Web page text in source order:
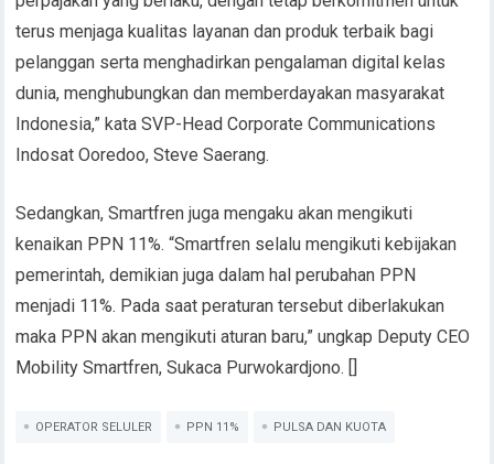
terus menjaga kualitas layanan dan produk terbaik bagi
pelanggan serta menghadirkan pengalaman digital kelas
dunia, menghubungkan dan memberdayakan masyarakat
Indonesia,” kata SVP-Head Corporate Communications
Indosat Ooredoo, Steve Saerang.
Sedangkan, Smartfren juga mengaku akan mengikuti
kenaikan PPN 11%. “Smartfren selalu mengikuti kebijakan
pemerintah, demikian juga dalam hal perubahan PPN
menjadi 11%. Pada saat peraturan tersebut diberlakukan
maka PPN akan mengikuti aturan baru,” ungkap Deputy CEO
Mobility Smartfren, Sukaca Purwokardjono. []
OPERATOR SELULER PPN 11% PULSA DAN KUOTA